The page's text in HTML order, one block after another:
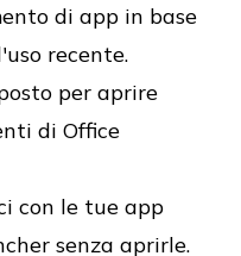
di app in base
recente.
per aprire
di Office
con le tue app
senza aprirle.